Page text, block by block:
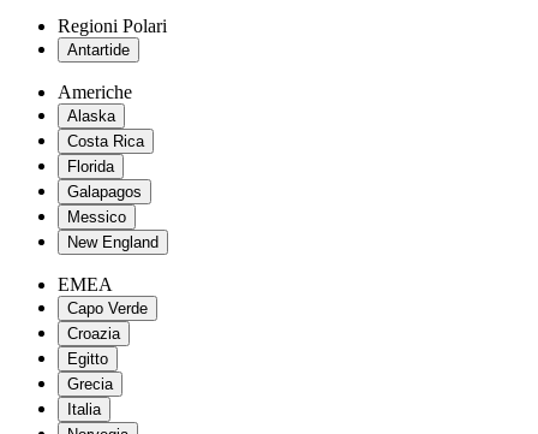
Regioni Polari
Antartide
Americhe
Alaska
Costa Rica
Florida
Galapagos
Messico
New England
EMEA
Capo Verde
Croazia
Egitto
Grecia
Italia